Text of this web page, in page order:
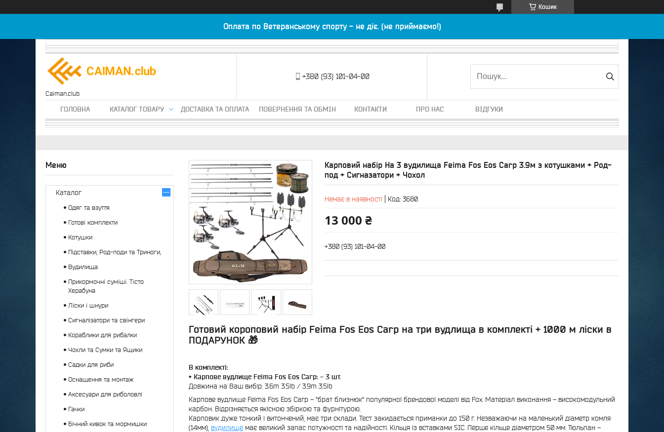
Кошик
Оплата по Ветеранському спорту - не діє. (не приймаємо!)
Caiman.club
+380 (93) 101-04-00
ГОЛОВНА КАТАЛОГ ТОВАРУ ДОСТАВКА ТА ОПЛАТА ПОВЕРНЕННЯ ТА ОБМІН КОНТАКТИ ПРО НАС ВІДГУКИ
Карповий набір На 3 вудилища Feima Fos Eos Carp 3.9м з котушками + Род-
под + Сигназатори + Чохол
Немає в наявності Код: 3680
13 000 ₴
+380 (93) 101-04-00
Готовий короповий набір Feima Fos Eos Carp на три вудлища в комплекті + 1000 м ліски в
ПОДАРУНОК 🎁
В комплекті:
• Карпове вудлище Feima Fos Eos Carp: - 3 шт.
Довжина на Ваш вибір: 3.6m 3.5lb / 3.9m 3.5lb
Карпове вудлище Feima Fos Eos Carp – "брат близнюк" популярної брендової моделі від Fox. Матеріал виконання – високомодульний
карбон. Відрізняється якісною збіркою та фурнітурою.
Карповик дуже тонкий і витончений, має три склади. Тест закидається приманки до 150 г. Незважаючи на маленький діаметр комля
(14мм), вудилище має великий запас потужності та надійності. Кільця із вставками SIC. Перше кільце діаметром 50 мм. Тюльпан –
Каталог
Одяг та взуття
Готові комплекти
Котушки
Підставки, Род-поди та Триноги,
Вудилища
Прикормочні суміші. Тісто
Херабуна
Ліски і шнури
Сигналізатори та свінгери
Кораблики для рибалки
Чохли та Сумки та Ящики
Садки для риби
Оснащення та монтаж
Аксесуари для риболовлі
Гачки
Бічний кивок та мормишки